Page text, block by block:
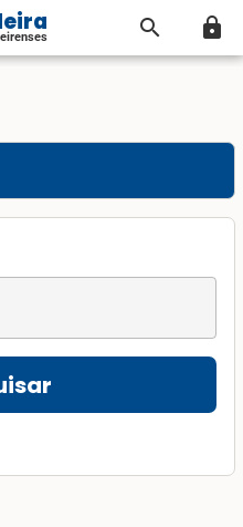
search lock